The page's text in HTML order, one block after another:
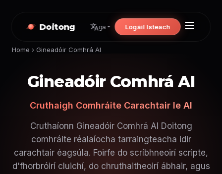
Doitong ga Logáil Isteach
Home › Gineadóir Comhrá AI
Gineadóir Comhrá AI
Cruthaigh Comhráite Carachtair le AI
Cruthaíonn Gineadóir Comhrá AI Doitong
comhráite réalaíocha tarraingteacha idir
carachtair éagsúla. Foirfe do scríbhneoirí scripte,
d'fhorbróirí cluichí, do chruthaitheoirí ábhair, agus